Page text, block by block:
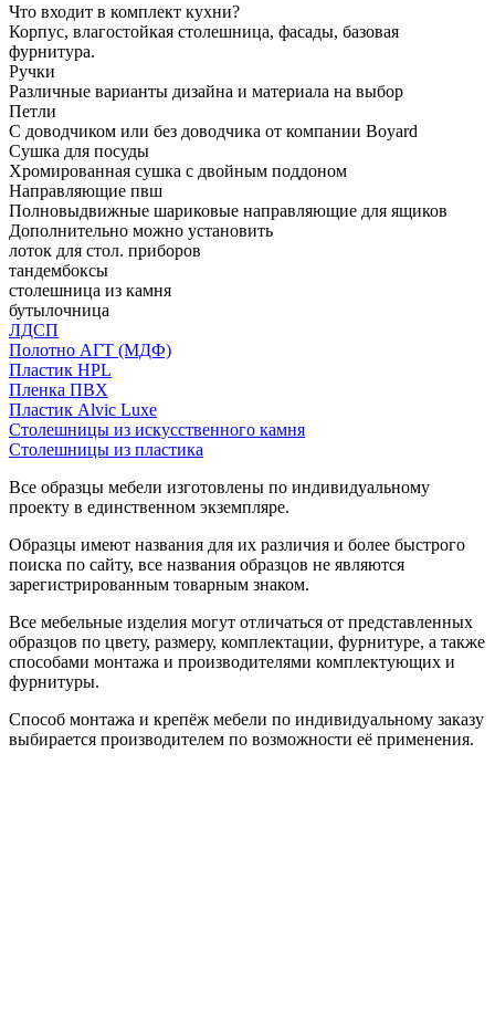
Что входит в комплект кухни?
Корпус, влагостойкая столешница, фасады, базовая
фурнитура.
Ручки
Различные варианты дизайна и материала на выбор
Петли
С доводчиком или без доводчика от компании Boyard
Сушка для посуды
Хромированная сушка с двойным поддоном
Направляющие пвш
Полновыдвижные шариковые направляющие для ящиков
Дополнительно можно установить
лоток для стол. приборов
тандембоксы
столешница из камня
бутылочница
ЛДСП
Полотно АГТ (МДФ)
Пластик HPL
Пленка ПВХ
Пластик Alvic Luxe
Столешницы из искусственного камня
Столешницы из пластика
Все образцы мебели изготовлены по индивидуальному
проекту в единственном экземпляре.
Образцы имеют названия для их различия и более быстрого
поиска по сайту, все названия образцов не являются
зарегистрированным товарным знаком.
Все мебельные изделия могут отличаться от представленных
образцов по цвету, размеру, комплектации, фурнитуре, а также
способами монтажа и производителями комплектующих и
фурнитуры.
Способ монтажа и крепёж мебели по индивидуальному заказу
выбирается производителем по возможности её применения.